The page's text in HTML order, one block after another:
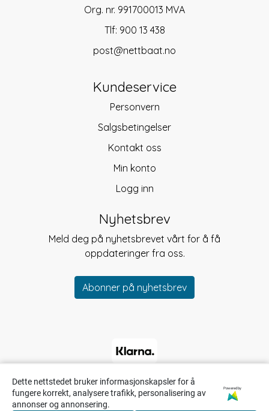
Org. nr. 991700013 MVA
Tlf: 900 13 438
post@nettbaat.no
Kundeservice
Personvern
Salgsbetingelser
Kontakt oss
Min konto
Logg inn
Nyhetsbrev
Meld deg på nyhetsbrevet vårt for å få
oppdateringer fra oss.
Abonner på nyhetsbrev
Dette nettstedet bruker informasjonskapsler for å
fungere korrekt, analysere trafikk, personalisering av
annonser og annonsering.
Powered by